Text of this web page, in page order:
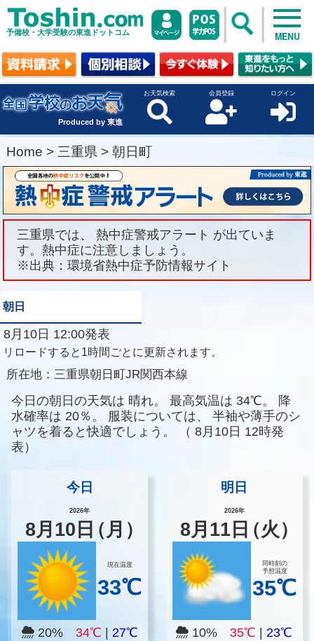
予備校・大学受験の東進ドットコム MENU
Produced by 東進
お天気検索 会員登録 ログイン
Home > 三重県 > 朝日町
三重県では、 熱中症警戒アラート が出ていま
す。熱中症に注意しましょう。
※出典：環境省熱中症予防情報サイト
朝日
8月10日 12:00発表
リロードすると1時間ごとに更新されます。
所在地： 三重県朝日町JR関西本線
今日の朝日の天気は 晴れ。 最高気温は 34℃。
降
水確率は 20％。 服装については、
半袖や薄手のシ
ャツを着ると快適でしょう。
（ 8月10日 12時発
表）
今日
2026年
8月 10 日（月）
現在温度
33℃
20% 34℃ 27℃
明日
2026年
8月 11日（火）
同時刻の
予想温度
35℃
10%35℃ |23℃